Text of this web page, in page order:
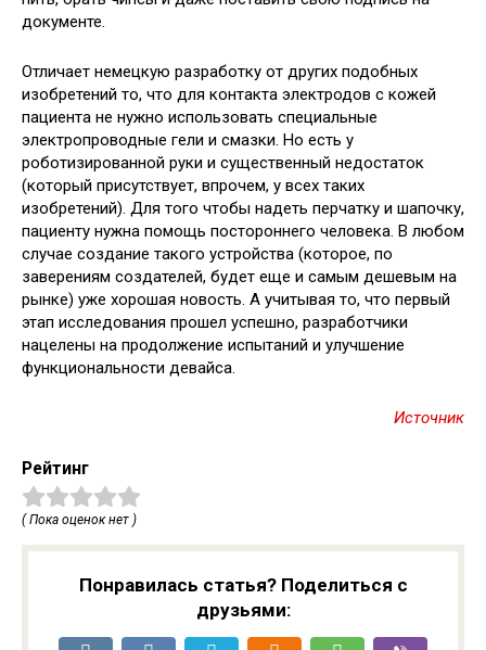
документе.
Отличает немецкую разработку от других подобных
изобретений то, что для контакта электродов с кожей
пациента не нужно использовать специальные
электропроводные гели и смазки. Но есть у
роботизированной руки и существенный недостаток
(который присутствует, впрочем, у всех таких
изобретений). Для того чтобы надеть перчатку и шапочку,
пациенту нужна помощь постороннего человека. В любом
случае создание такого устройства (которое, по
заверениям создателей, будет еще и самым дешевым на
рынке) уже хорошая новость. А учитывая то, что первый
этап исследования прошел успешно, разработчики
нацелены на продолжение испытаний и улучшение
функциональности девайса.
Источник
Рейтинг
( Пока оценок нет )
Понравилась статья? Поделиться с
друзьями: